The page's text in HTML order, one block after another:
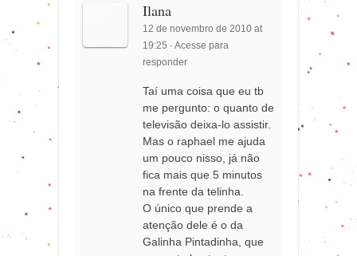
Ilana
12 de novembro de 2010 at
19:25 ·Acesse para
responder
Taí uma coisa que eu tb
me pergunto: o quanto de
televisão deixa-lo assistir.
Mas o raphael me ajuda
um pouco nisso, já não
fica mais que 5 minutos
na frente da telinha.
O único que prende a
atenção dele é o da
Galinha Pintadinha, que